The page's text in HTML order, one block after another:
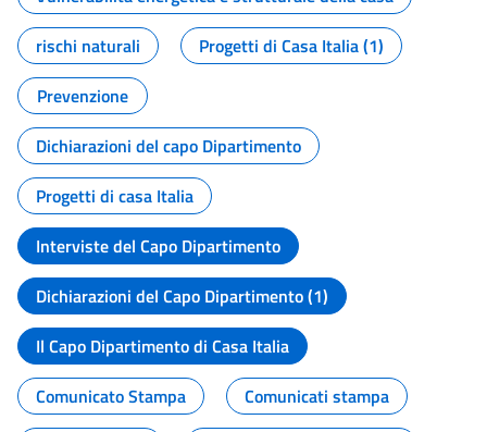
rischi naturali
Progetti di Casa Italia (1)
Prevenzione
Dichiarazioni del capo Dipartimento
Progetti di casa Italia
Interviste del Capo Dipartimento
Dichiarazioni del Capo Dipartimento (1)
Il Capo Dipartimento di Casa Italia
Comunicato Stampa
Comunicati stampa